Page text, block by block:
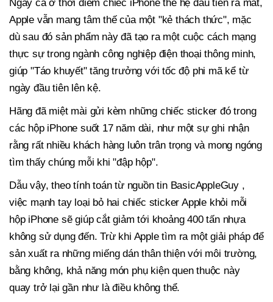
Ngay cả ở thời điểm chiếc iPhone thế hệ đầu tiên ra mắt,
Apple vẫn mang tâm thế của một "kẻ thách thức", mặc
dù sau đó sản phẩm này đã tạo ra một cuộc cách mạng
thực sự trong ngành công nghiệp điện thoại thông minh,
giúp "Táo khuyết" tăng trưởng với tốc độ phi mã kể từ
ngày đầu tiên lên kệ.
Hãng đã miệt mài gửi kèm những chiếc sticker đó trong
các hộp iPhone suốt 17 năm dài, như một sự ghi nhận
rằng rất nhiều khách hàng luôn trân trọng và mong ngóng
tìm thấy chúng mỗi khi "đập hộp".
Dẫu vậy, theo tính toán từ nguồn tin BasicAppleGuy ,
việc mạnh tay loại bỏ hai chiếc sticker Apple khỏi mỗi
hộp iPhone sẽ giúp cắt giảm tới khoảng 400 tấn nhựa
không sử dụng đến. Trừ khi Apple tìm ra một giải pháp để
sản xuất ra những miếng dán thân thiện với môi trường,
bằng không, khả năng món phụ kiện quen thuộc này
quay trở lại gần như là điều không thể.